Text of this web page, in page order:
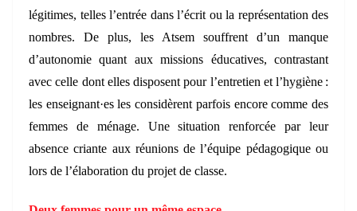
légitimes, telles l’entrée dans l’écrit ou la représentation des
nombres. De plus, les Atsem souffrent d’un manque
d’autonomie quant aux missions éducatives, contrastant
avec celle dont elles disposent pour l’entretien et l’hygiène :
les enseignant·es les considèrent parfois encore comme des
femmes de ménage. Une situation renforcée par leur
absence criante aux réunions de l’équipe pédagogique ou
lors de l’élaboration du projet de classe.